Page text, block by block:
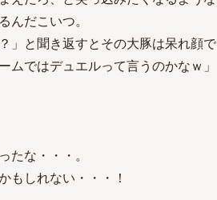
だこいつ。
」と聞き返すとその大豚は呆れ顔で
ムではデュエルって言うのかなｗ」
な・・・。
もしれない・・・！